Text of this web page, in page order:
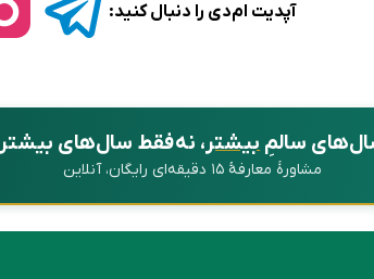
آپدیت ام‌دی را دنبال کنید:
سالمِبیشتر، نه فقط سال‌های بیشتر
مشاورهٔ معارفهٔ ۱۵ دقیقه‌ای رایگان، آنلاین